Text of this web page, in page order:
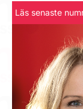
Läs senaste